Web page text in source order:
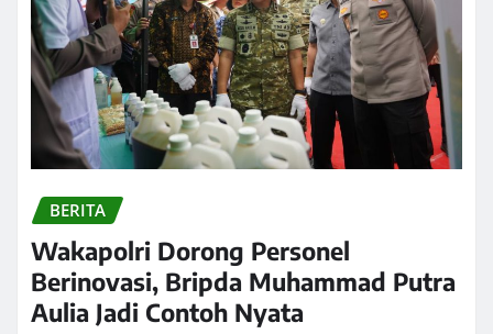
BERITA
Wakapolri Dorong Personel
Berinovasi, Bripda Muhammad Putra
Aulia Jadi Contoh Nyata